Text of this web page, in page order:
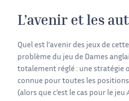
L’avenir et les
Quel est l’avenir des jeux de
problème du jeu de Dames
totalement réglé : une stratégie
connue pour toutes les positions
(alors que c’est le cas pour le jeu